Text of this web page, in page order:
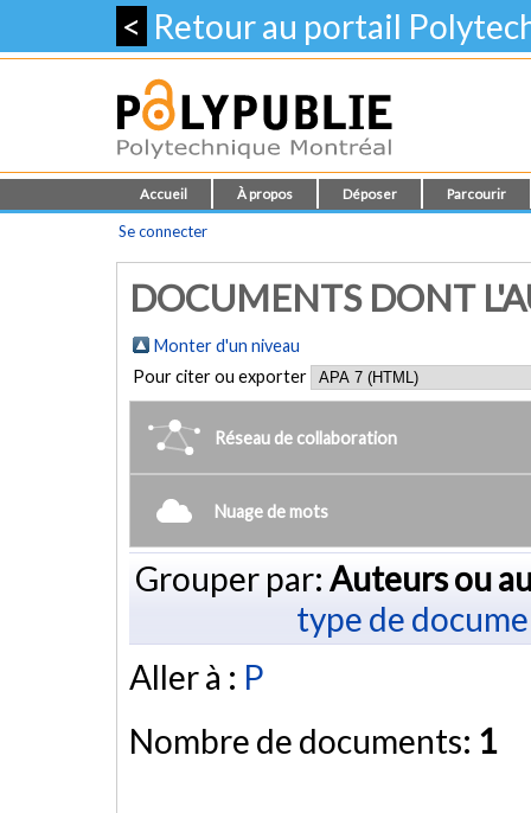
< Retour au portail
Accueil À propos Déposer Parcourir
Se connecter
DOCUMENTS DONT
Monter d'un niveau
Pour citer ou exporter
Réseau de collaboration
Nuage de mots
Grouper par: Auteurs ou
type de
Aller à : P
Nombre de documents: 1